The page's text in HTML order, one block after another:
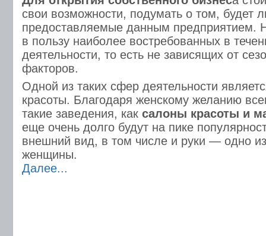
свои возможности, подумать о том, будет
предоставляемые данным предприятием.
в пользу наиболее востребованных в
деятельности, то есть не зависящих от
факторов.
Одной из таких сфер деятельности
красоты. Благодаря женскому желанию
такие заведения, как салоны красоты и
еще очень долго будут на пике
внешний вид, в том числе и руки — одно
женщины.
Далее...